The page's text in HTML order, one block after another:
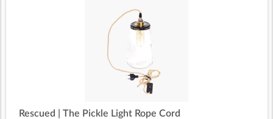
Rescued | The Pickle Light Rope Cord